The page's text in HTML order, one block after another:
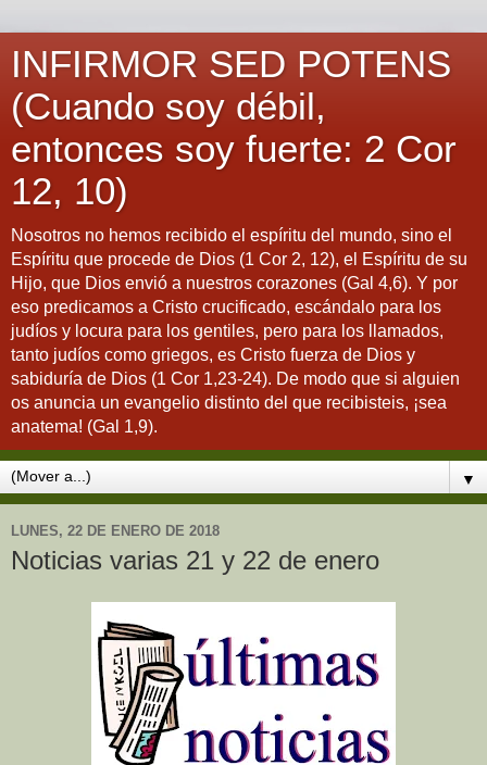
INFIRMOR SED POTENS
(Cuando soy débil,
entonces soy fuerte: 2 Cor
12, 10)
Nosotros no hemos recibido el espíritu del mundo, sino el
Espíritu que procede de Dios (1 Cor 2, 12), el Espíritu de su
Hijo, que Dios envió a nuestros corazones (Gal 4,6). Y por
eso predicamos a Cristo crucificado, escándalo para los
judíos y locura para los gentiles, pero para los llamados,
tanto judíos como griegos, es Cristo fuerza de Dios y
sabiduría de Dios (1 Cor 1,23-24). De modo que si alguien
os anuncia un evangelio distinto del que recibisteis, ¡sea
anatema! (Gal 1,9).
▼
LUNES, 22 DE ENERO DE 2018
Noticias varias 21 y 22 de enero